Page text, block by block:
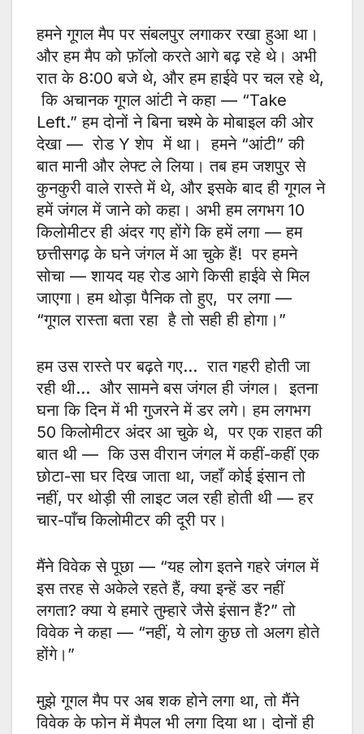
हमने गूगल मैप पर संबलपुर लगाकर रखा हुआ था।
और हम मैप को फ़ॉलो करते आगे बढ़ रहे थे। अभी
रात के 8:00 बजे थे, और हम हाईवे पर चल रहे थे,
कि अचानक गूगल आंटी ने कहा — “Take
Left.” हम दोनों ने बिना चश्मे के मोबाइल की ओर
देखा — रोड Y शेप में था। हमने “आंटी” की
बात मानी और लेफ्ट ले लिया। तब हम जशपुर से
कुनकुरी वाले रास्ते में थे, और इसके बाद ही गूगल ने
हमें जंगल में जाने को कहा। अभी हम लगभग 10
किलोमीटर ही अंदर गए होंगे कि हमें लगा — हम
छत्तीसगढ़ के घने जंगल में आ चुके हैं! पर हमने
सोचा — शायद यह रोड आगे किसी हाईवे से मिल
जाएगा। हम थोड़ा पैनिक तो हुए, पर लगा —
“गूगल रास्ता बता रहा है तो सही ही होगा।”
हम उस रास्ते पर बढ़ते गए… रात गहरी होती जा
रही थी… और सामने बस जंगल ही जंगल। इतना
घना कि दिन में भी गुजरने में डर लगे। हम लगभग
50 किलोमीटर अंदर आ चुके थे, पर एक राहत की
बात थी — कि उस वीरान जंगल में कहीं-कहीं एक
छोटा-सा घर दिख जाता था, जहाँ कोई इंसान तो
नहीं, पर थोड़ी सी लाइट जल रही होती थी — हर
चार-पाँच किलोमीटर की दूरी पर।
मैंने विवेक से पूछा — “यह लोग इतने गहरे जंगल में
इस तरह से अकेले रहते हैं, क्या इन्हें डर नहीं
लगता? क्या ये हमारे तुम्हारे जैसे इंसान हैं?” तो
विवेक ने कहा — “नहीं, ये लोग कुछ तो अलग होते
होंगे।”
मुझे गूगल मैप पर अब शक होने लगा था, तो मैंने
विवेक के फोन में मैपल भी लगा दिया था। दोनों ही